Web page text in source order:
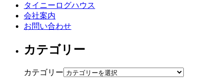
タイニーログハウス
会社案内
お問い合わせ
カテゴリー
カテゴリー